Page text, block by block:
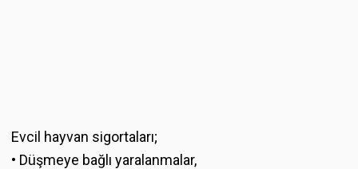
Evcil hayvan sigortaları;
• Düşmeye bağlı yaralanmalar,